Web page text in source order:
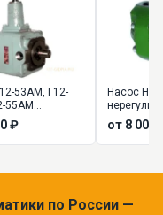
53АМ, Г12-
55АМ
₽
Насос
от 8 000
по России —